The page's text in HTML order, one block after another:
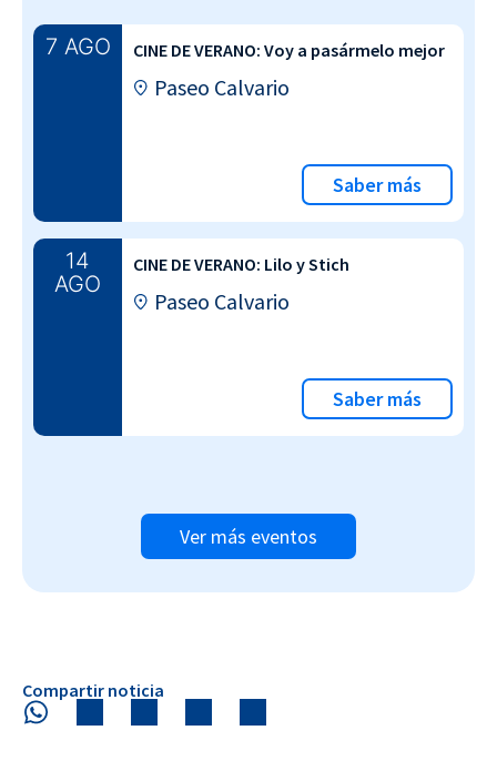
7 AGO CINE DE VERANO: Voy a pasármelo mejor
Paseo Calvario
Saber más
14
AGO
CINE DE VERANO: Lilo y Stich
Paseo Calvario
Saber más
Ver más eventos
Compartir noticia